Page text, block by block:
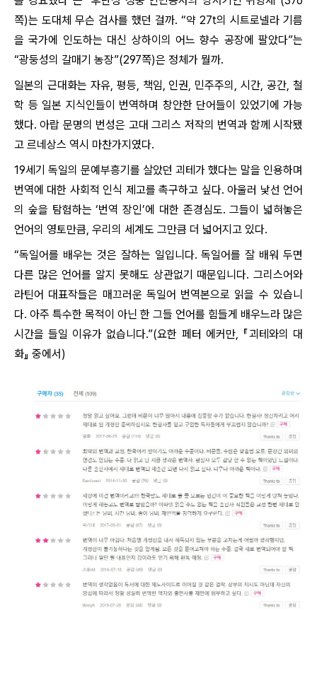
쪽)는 도대체 무슨 검사를 했던 걸까. “약 27t의 시트로넬라 기름
을 국가에 인도하는 대신 상하이의 어느 향수 공장에 팔았다”는
“광둥성의 갈매기 농장”(297쪽)은 정체가 뭘까.
일본의 근대화는 자유, 평등, 책임, 인권, 민주주의, 시간, 공간, 철
학 등 일본 지식인들이 번역하며 창안한 단어들이 있었기에 가능
했다. 아랍 문명의 번성은 고대 그리스 저작의 번역과 함께 시작됐
고 르네상스 역시 마찬가지였다.
19세기 독일의 문예부흥기를 살았던 괴테가 했다는 말을 인용하며
번역에 대한 사회적 인식 제고를 촉구하고 싶다. 아울러 낯선 언어
의 숲을 탐험하는 ‘번역 장인’에 대한 존경심도. 그들이 넓혀놓은
언어의 영토만큼, 우리의 세계도 그만큼 더 넓어지고 있다.
“독일어를 배우는 것은 잘하는 일입니다. 독일어를 잘 배워 두면
다른 많은 언어를 알지 못해도 상관없기 때문입니다. 그리스어와
라틴어 대표작들은 매끄러운 독일어 번역본으로 읽을 수 있습니
다. 아주 특수한 목적이 아닌 한 그들 언어를 힘들게 배우느라 많은
시간을 들일 이유가 없습니다.”(요한 페터 에커만, 『괴테와의 대
화』 중에서)